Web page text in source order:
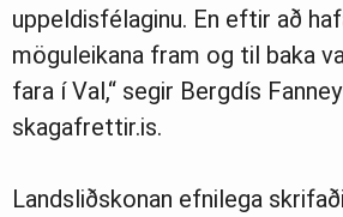
uppeldisfélaginu. En eftir að
möguleikana fram og til baka
fara í Val,“ segir Bergdís
skagafrettir.is.
Landsliðskonan efnilega